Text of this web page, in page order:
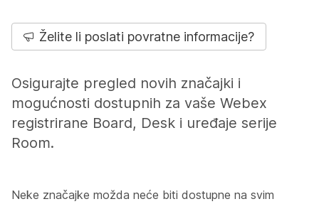
Želite li poslati povratne informacije?
Osigurajte pregled novih značajki i
mogućnosti dostupnih za vaše Webex
registrirane Board, Desk i uređaje serije
Room.
Neke značajke možda neće biti dostupne na svim